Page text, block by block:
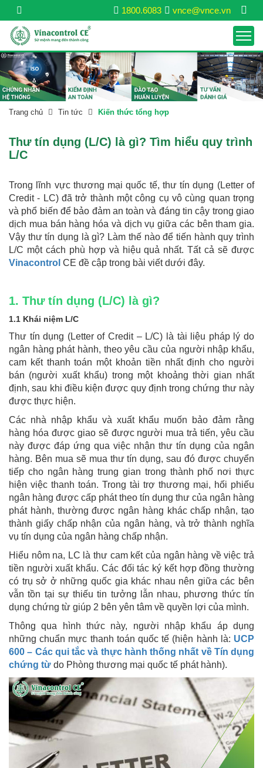
vnce@vnce.vn
1800.6083
Trang chủ Tin tức Kiến thức tổng hợp
Thư tín dụng (L/C) là gì? Tìm hiểu quy trình
L/C
Trong lĩnh vực thương mại quốc tế, thư tín dụng (Letter of
Credit - LC) đã trở thành một công cụ vô cùng quan trọng
và phổ biến để bảo đảm an toàn và đáng tin cậy trong giao
dịch mua bán hàng hóa và dịch vụ giữa các bên tham gia.
Vậy thư tín dụng là gì? Làm thế nào để tiến hành quy trình
L/C một cách phù hợp và hiệu quả nhất. Tất cả sẽ được
Vinacontrol CE đề cập trong bài viết dưới đây.
1. Thư tín dụng (L/C) là gì?
1.1 Khái niệm L/C
Thư tín dụng (Letter of Credit – L/C) là tài liệu pháp lý do
ngân hàng phát hành, theo yêu cầu của người nhập khẩu,
cam kết thanh toán một khoản tiền nhất định cho người
bán (người xuất khẩu) trong một khoảng thời gian nhất
định, sau khi điều kiện được quy định trong chứng thư này
được thực hiện.
Các nhà nhập khẩu và xuất khẩu muốn bảo đảm rằng
hàng hóa được giao sẽ được người mua trả tiến, yêu cầu
này được đáp ứng qua việc nhận thư tín dụng của ngân
hàng. Bên mua sẽ mua thư tín dụng, sau đó được chuyển
tiếp cho ngân hàng trung gian trong thành phố nơi thực
hiện việc thanh toán. Trong tài trợ thương mại, hối phiếu
ngân hàng được cấp phát theo tín dụng thư của ngân hàng
phát hành, thường được ngân hàng khác chấp nhận, tạo
thành giấy chấp nhận của ngân hàng, và trở thành nghĩa
vụ tín dụng của ngân hàng chấp nhận.
Hiểu nôm na, LC là thư cam kết của ngân hàng về việc trả
tiền người xuất khẩu. Các đối tác ký kết hợp đồng thường
có trụ sở ở những quốc gia khác nhau nên giữa các bên
vẫn tồn tại sự thiếu tin tưởng lẫn nhau, phương thức tín
dụng chứng từ giúp 2 bên yên tâm về quyền lợi của mình.
Thông qua hình thức này, người nhập khẩu áp dụng
những chuẩn mực thanh toán quốc tế (hiện hành là: UCP
600 – Các qui tắc và thực hành thống nhất về Tín dụng
chứng từ do Phòng thương mại quốc tế phát hành).